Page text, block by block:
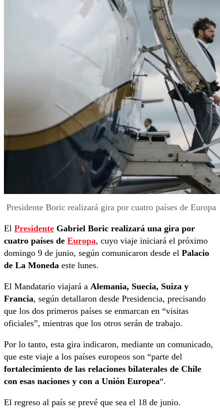
Presidente Boric realizará gira por cuatro países de Europa
El Presidente Gabriel Boric realizará una gira por
cuatro países de Europa, cuyo viaje iniciará el próximo
domingo 9 de junio, según comunicaron desde el Palacio
de La Moneda este lunes.
El Mandatario viajará a Alemania, Suecia, Suiza y
Francia, según detallaron desde Presidencia, precisando
que los dos primeros países se enmarcan en “visitas
oficiales”, mientras que los otros serán de trabajo.
Por lo tanto, esta gira indicaron, mediante un comunicado,
que este viaje a los países europeos son “parte del
fortalecimiento de las relaciones bilaterales de Chile
con esas naciones y con a Unión Europea“.
El regreso al país se prevé que sea el 18 de junio.